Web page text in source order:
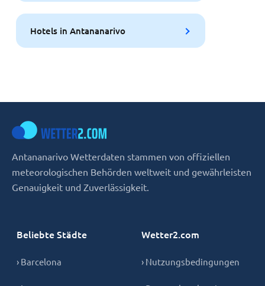
Hotels in Antananarivo
Antananarivo Wetterdaten stammen von offiziellen
meteorologischen Behörden weltweit und gewährleisten
Genauigkeit und Zuverlässigkeit.
Beliebte Städte
› Barcelona
Wetter2.com
› Nutzungsbedingungen